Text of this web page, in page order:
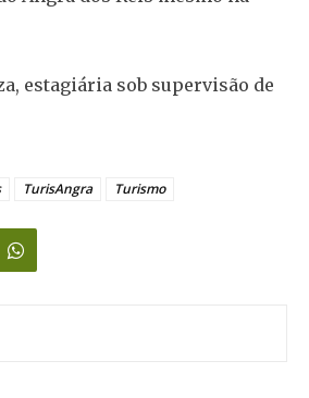
estagiária sob supervisão de
TurisAngra Turismo